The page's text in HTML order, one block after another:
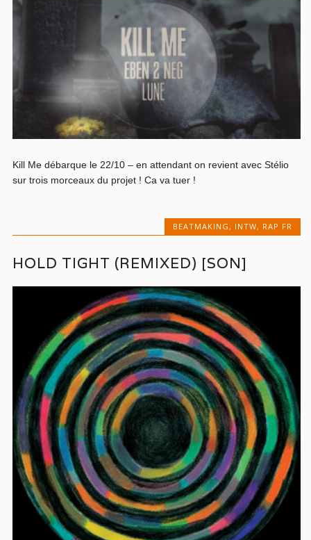
Kill Me débarque le 22/10 – en attendant on revient avec Stélio
sur trois morceaux du projet ! Ca va tuer !
BEATMAKING, INTW, RAP FR
HOLD TIGHT (REMIXED) [SON]